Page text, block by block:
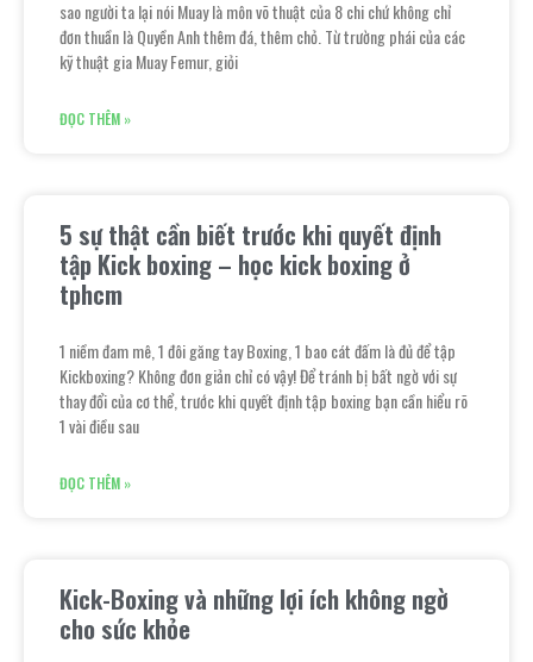
sao người ta lại nói Muay là môn võ thuật của 8 chi chứ không chỉ
đơn thuần là Quyền Anh thêm đá, thêm chỏ. Từ trường phái của các
kỹ thuật gia Muay Femur, giỏi
ĐỌC THÊM »
5 sự thật cần biết trước khi quyết định
tập Kick boxing – học kick boxing ở
tphcm
1 niềm đam mê, 1 đôi găng tay Boxing, 1 bao cát đấm là đủ để tập
Kickboxing? Không đơn giản chỉ có vậy! Để tránh bị bất ngờ với sự
thay đổi của cơ thể, trước khi quyết định tập boxing bạn cần hiểu rõ
1 vài điều sau
ĐỌC THÊM »
Kick-Boxing và những lợi ích không ngờ
cho sức khỏe